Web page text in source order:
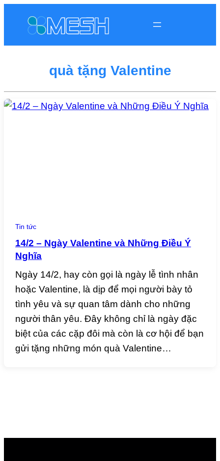
quà tặng Valentine
Tin tức
14/2 – Ngày Valentine và Những Điều Ý
Nghĩa
Ngày 14/2, hay còn gọi là ngày lễ tình nhân
hoặc Valentine, là dịp để mọi người bày tỏ
tình yêu và sự quan tâm dành cho những
người thân yêu. Đây không chỉ là ngày đặc
biệt của các cặp đôi mà còn là cơ hội để bạn
gửi tặng những món quà Valentine…